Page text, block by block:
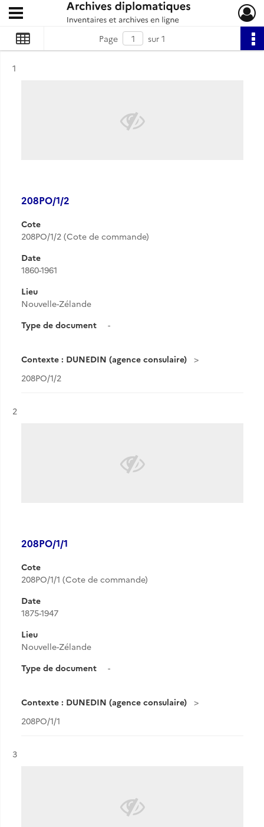
Archives diplomatiques
Ouvrir le menu déroulant
Page sur 1
Résultat n°
1
208PO/1/2
Cote
208PO/1/2 (Cote de commande)
Date
1860-1961
Lieu
Nouvelle-Zélande
Type de document
-
Contexte : DUNEDIN (agence consulaire)
208PO/1/2
Résultat n°
2
208PO/1/1
Cote
208PO/1/1 (Cote de commande)
Date
1875-1947
Lieu
Nouvelle-Zélande
Type de document
-
Contexte : DUNEDIN (agence consulaire)
208PO/1/1
Résultat n°
3